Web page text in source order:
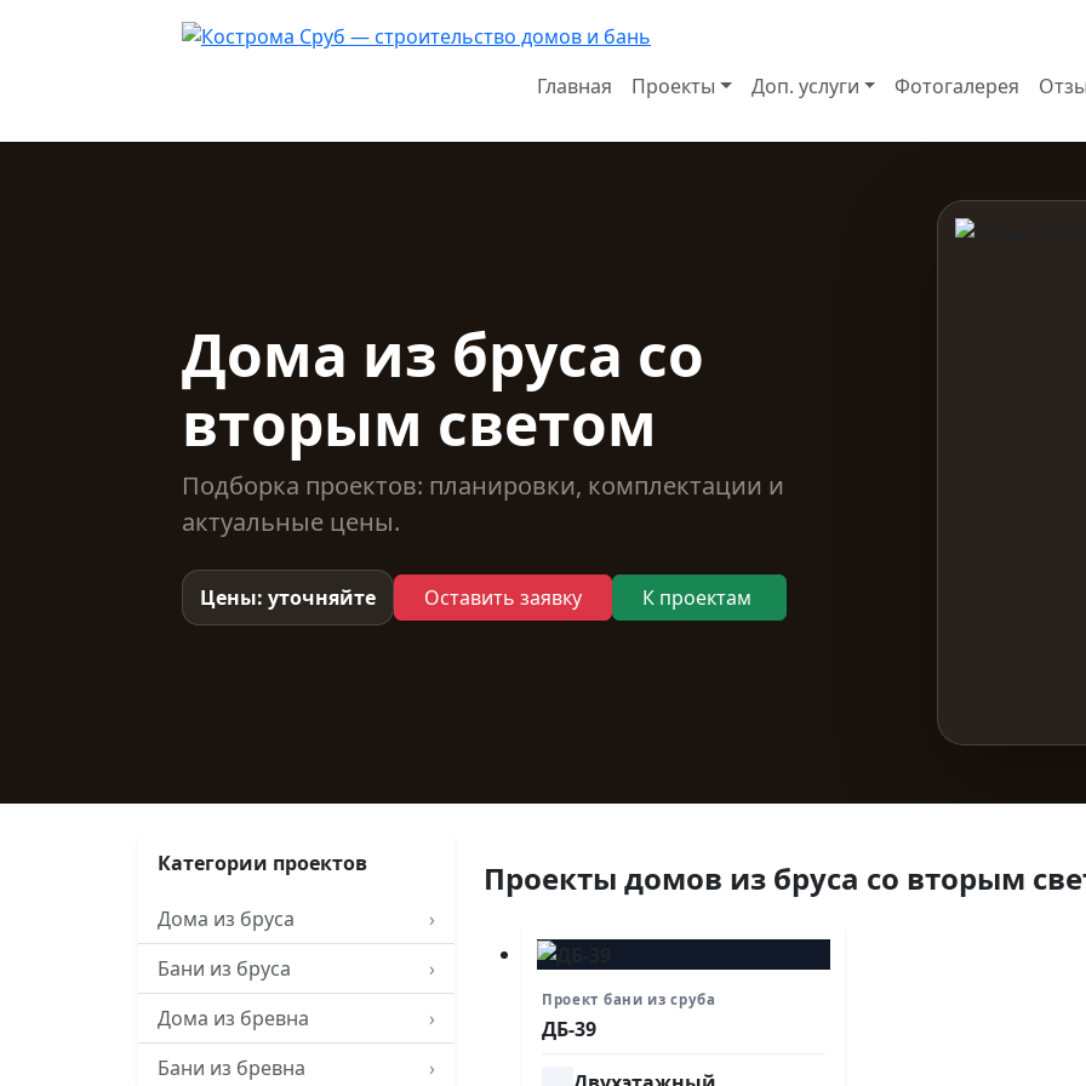
Главная Проекты Доп. услуги Фотогалерея
Дома из бруса со
вторым светом
Подборка проектов: планировки, комплектации и
актуальные цены.
Цены: уточняйте Оставить заявку К проектам
Категории проектов
Дома из бруса
›
Бани из бруса
›
Дома из бревна
›
Бани из бревна
›
Проекты домов из бруса со вторым
Проект бани из сруба
ДБ-39